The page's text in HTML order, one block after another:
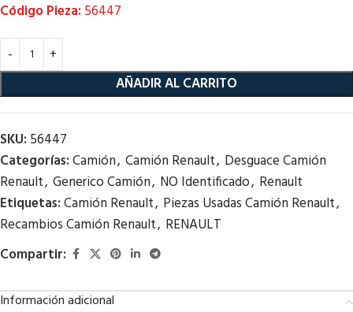
Código Pieza: 56447
AÑADIR AL CARRITO
SKU: 56447
Categorías:Camión, Camión Renault, Desguace Camión
Renault, Generico Camión, NO Identificado, Renault
Etiquetas:Camión Renault, Piezas Usadas Camión Renault,
Recambios Camión Renault, RENAULT
Compartir:
Información adicional